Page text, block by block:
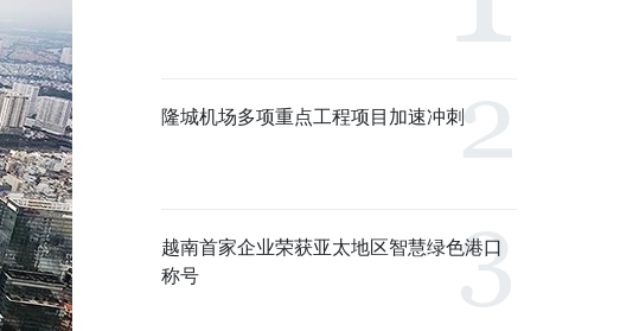
隆城机场多项重点工程项目加速冲刺
越南首家企业荣获亚太地区智慧绿色港口
称号